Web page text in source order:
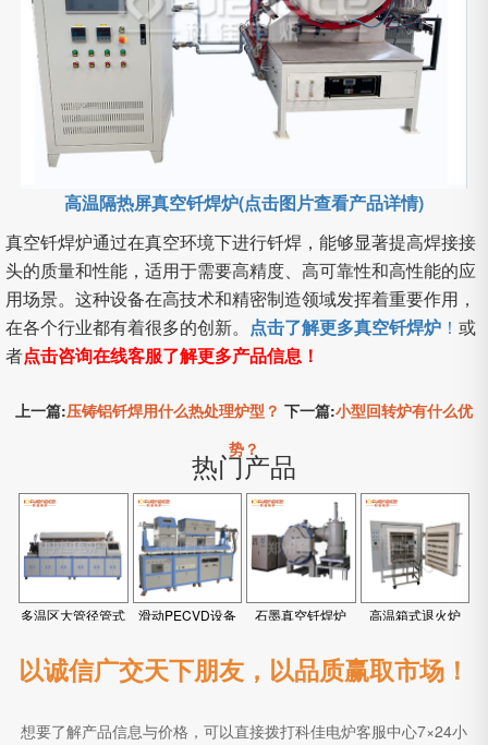
高温隔热屏真空钎焊炉(点击图片查看产品详情)
真空钎焊炉通过在真空环境下进行钎焊，能够显著提高焊接接
头的质量和性能，适用于需要高精度、高可靠性和高性能的应
用场景。这种设备在高技术和精密制造领域发挥着重要作用，
在各个行业都有着很多的创新。 点击了解更多真空钎焊炉 ！ 或
者点击咨询在线客服了解更多产品信息！
上一篇:压铸铝钎焊用什么热处理炉型？ 下一篇:小型回转炉有什么优
势？
热门产品
多温区大管径管式
滑动PECVD设备 石墨真空钎焊炉 高温箱式退火炉
以诚信广交天下朋友，以品质赢取市场！
想要了解产品信息与价格，可以直接拨打科佳电炉客服中心7×24小